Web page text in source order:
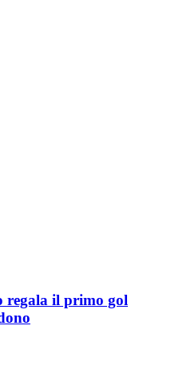
regala il primo gol